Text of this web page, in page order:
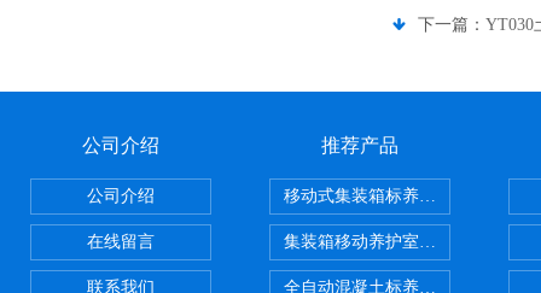
下一篇： YT030
公司介绍
公司介绍
在线留言
联系我们
推荐产品
移动式集装箱标养室 养护室设备
集装箱移动养护室 标养室
全自动混凝土标养室恒温恒湿设备